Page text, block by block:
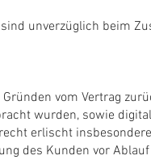
unverzüglich beim
vom Vertrag
wurden, sowie
erlischt
des Kunden vor